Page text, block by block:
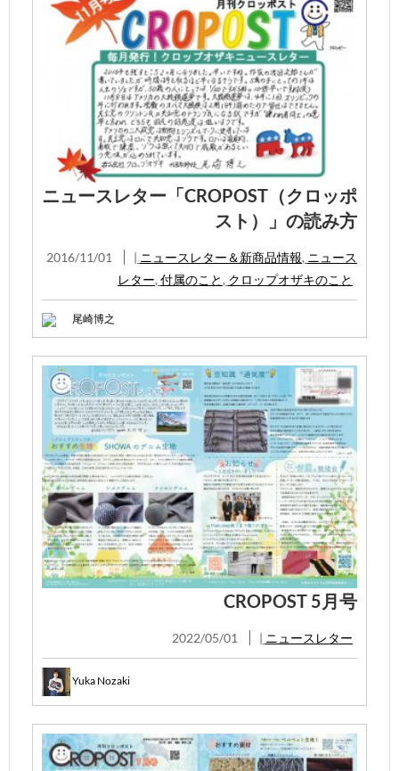
ニュースレター「CROPOST（クロッポ
スト）」の読み方
2016/11/01 | ニュースレター＆新商品情報, ニュース
レター, 付属のこと , クロップオザキのこと
尾崎博之
CROPOST 5月号
2022/05/01 | ニュースレター
Yuka Nozaki